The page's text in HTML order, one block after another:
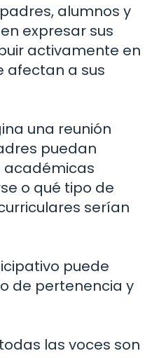
alumnos y
expresar sus
activamente en
afectan a sus
una reunión
puedan
académicas
o qué tipo de
serían
puede
de pertenencia y
las voces son